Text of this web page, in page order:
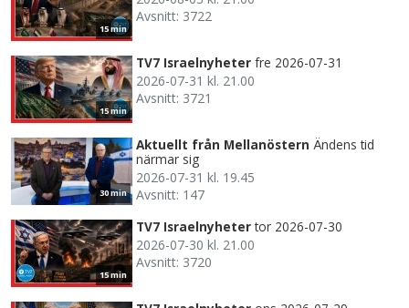
15 min
Avsnitt: 3722
15 min
TV7 Israelnyheter fre 2026-07-31
2026-07-31 kl. 21.00
Avsnitt: 3721
30 min
Aktuellt från Mellanöstern Ändens tid
närmar sig
2026-07-31 kl. 19.45
Avsnitt: 147
15 min
TV7 Israelnyheter tor 2026-07-30
2026-07-30 kl. 21.00
Avsnitt: 3720